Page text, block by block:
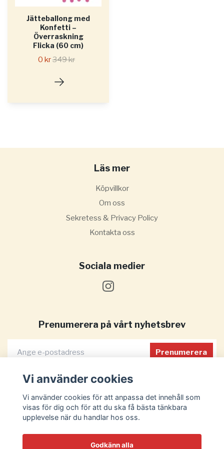
Jätteballong med
Konfetti –
Överraskning
Flicka (60 cm)
0 kr349 kr
Läs mer
Köpvillkor
Om oss
Sekretess & Privacy Policy
Kontakta oss
Sociala medier
Prenumerera på vårt nyhetsbrev
Prenumerera
Vi använder cookies
Vi använder cookies för att anpassa det innehåll som
visas för dig och för att du ska få bästa tänkbara
upplevelse när du handlar hos oss.
Godkänn alla